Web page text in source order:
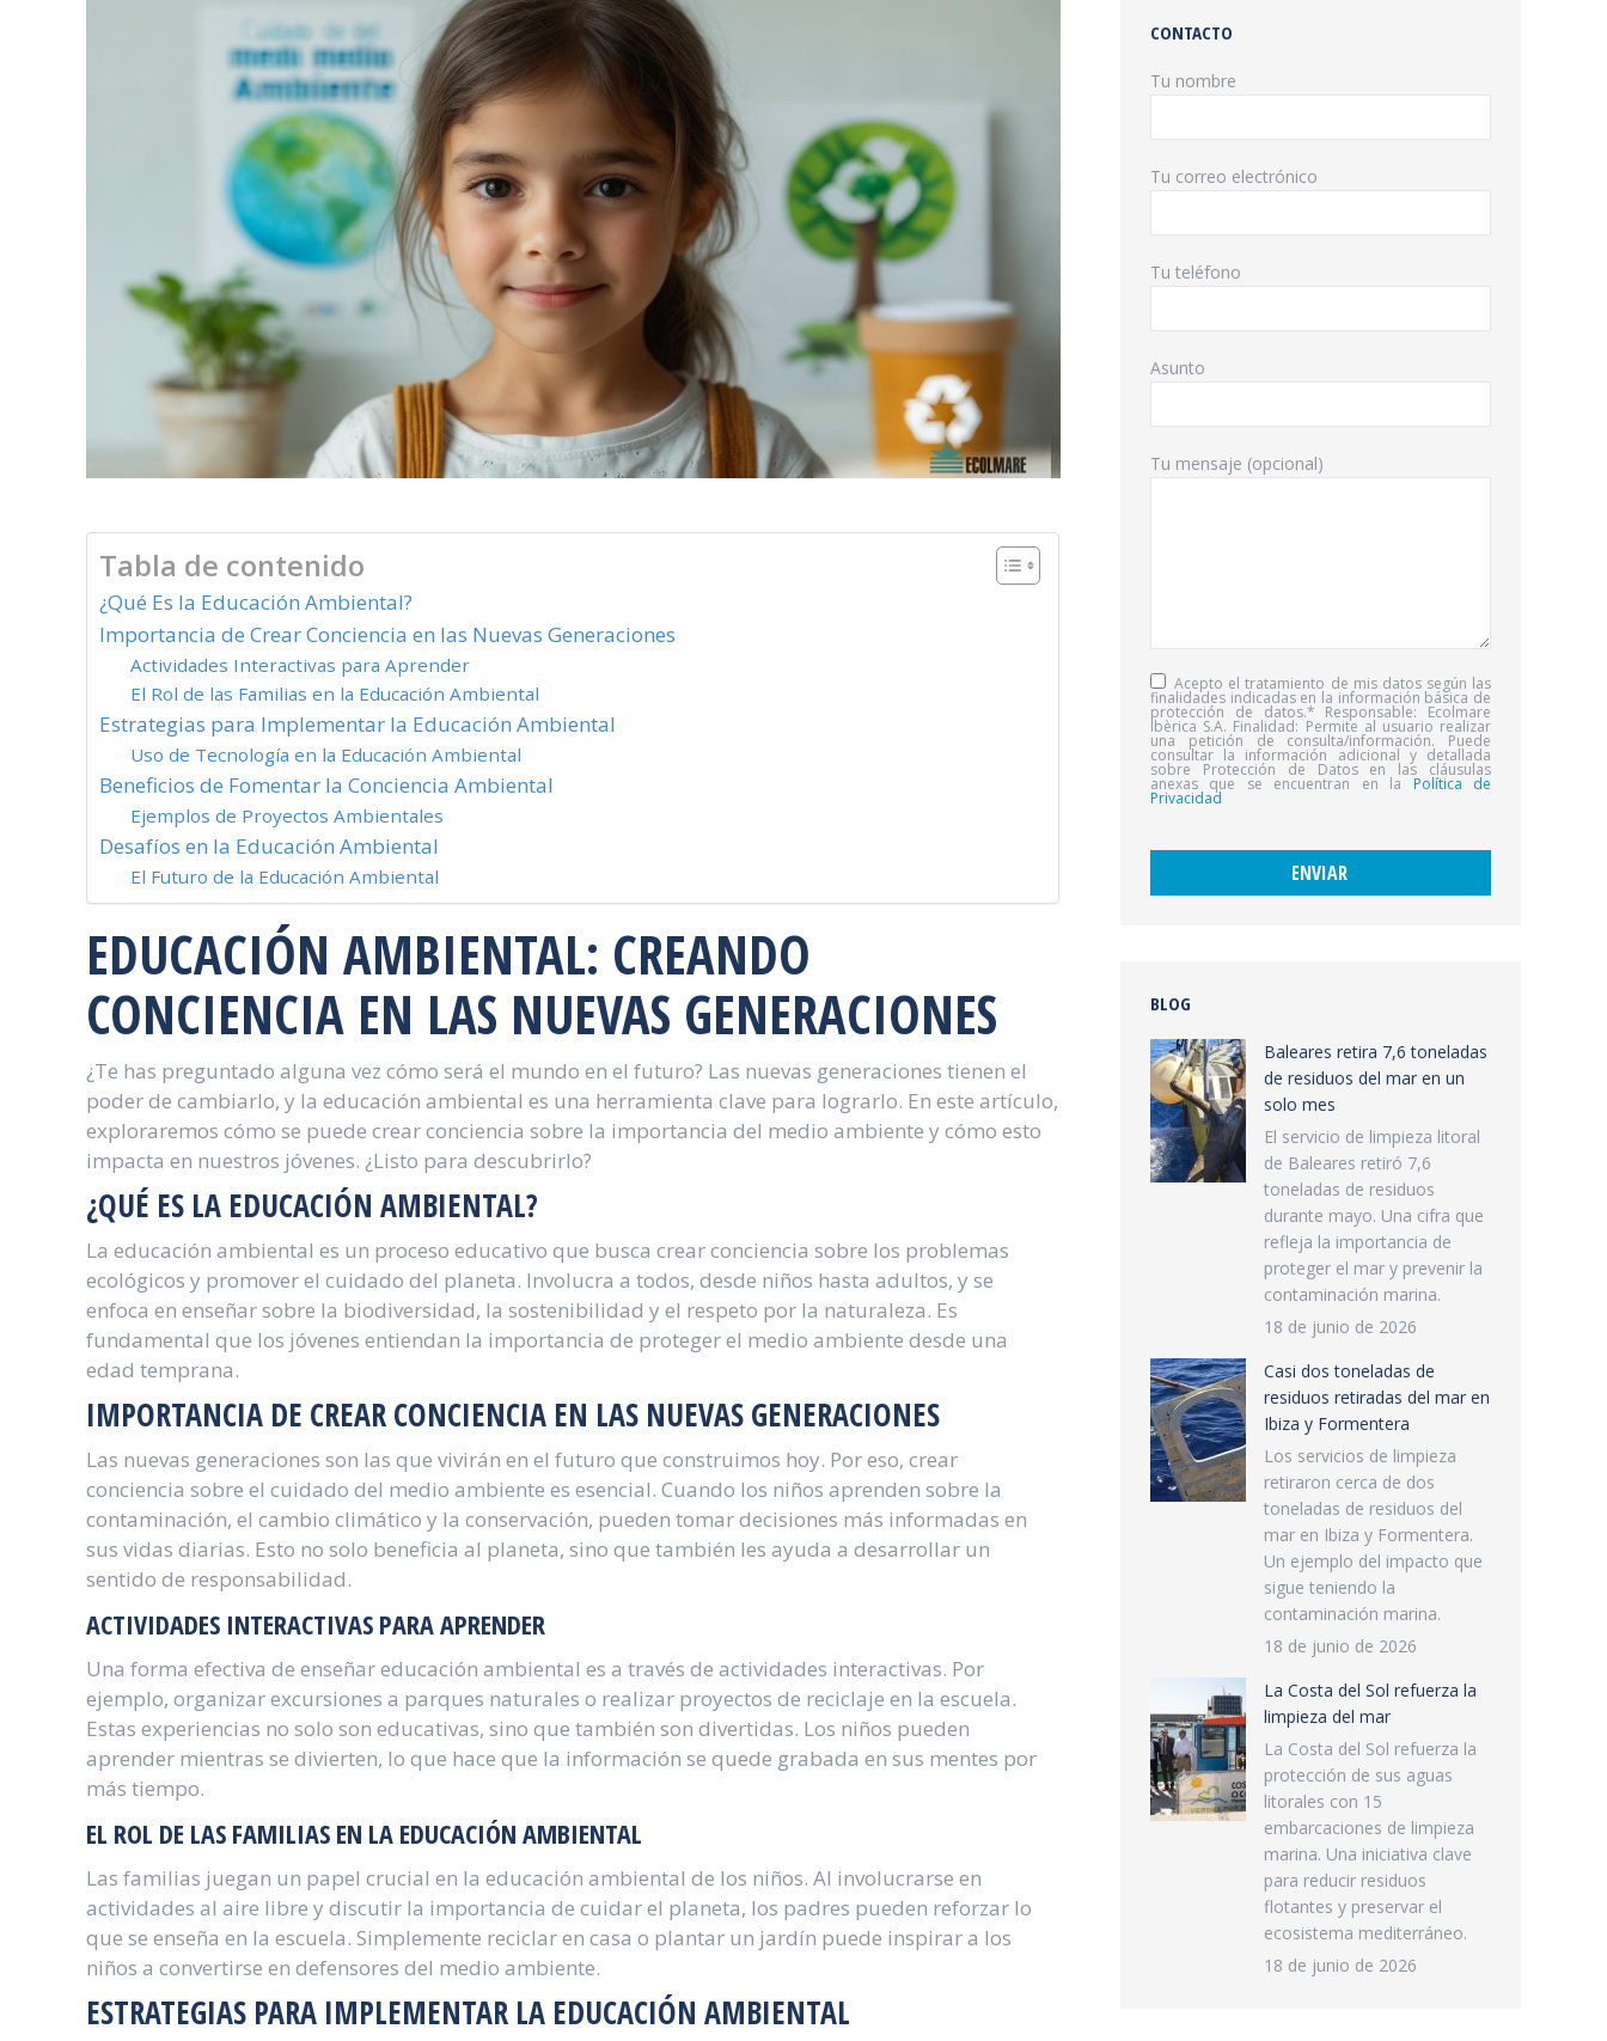
Tabla de contenido
¿Qué Es la Educación Ambiental?
Importancia de Crear Conciencia en las Nuevas Generaciones
Actividades Interactivas para Aprender
El Rol de las Familias en la Educación Ambiental
Estrategias para Implementar la Educación Ambiental
Uso de Tecnología en la Educación Ambiental
Beneficios de Fomentar la Conciencia Ambiental
Ejemplos de Proyectos Ambientales
Desafíos en la Educación Ambiental
El Futuro de la Educación Ambiental
EDUCACIÓN AMBIENTAL: CREANDO
CONCIENCIA EN LAS NUEVAS GENERACIONES
¿Te has preguntado alguna vez cómo será el mundo en el futuro? Las nuevas generaciones tienen el
poder de cambiarlo, y la educación ambiental es una herramienta clave para lograrlo. En este artículo,
exploraremos cómo se puede crear conciencia sobre la importancia del medio ambiente y cómo esto
impacta en nuestros jóvenes. ¿Listo para descubrirlo?
¿QUÉ ES LA EDUCACIÓN AMBIENTAL?
La educación ambiental es un proceso educativo que busca crear conciencia sobre los problemas
ecológicos y promover el cuidado del planeta. Involucra a todos, desde niños hasta adultos, y se
enfoca en enseñar sobre la biodiversidad, la sostenibilidad y el respeto por la naturaleza. Es
fundamental que los jóvenes entiendan la importancia de proteger el medio ambiente desde una
edad temprana.
IMPORTANCIA DE CREAR CONCIENCIA EN LAS NUEVAS GENERACIONES
Las nuevas generaciones son las que vivirán en el futuro que construimos hoy. Por eso, crear
conciencia sobre el cuidado del medio ambiente es esencial. Cuando los niños aprenden sobre la
contaminación, el cambio climático y la conservación, pueden tomar decisiones más informadas en
sus vidas diarias. Esto no solo beneficia al planeta, sino que también les ayuda a desarrollar un
sentido de responsabilidad.
ACTIVIDADES INTERACTIVAS PARA APRENDER
Una forma efectiva de enseñar educación ambiental es a través de actividades interactivas. Por
ejemplo, organizar excursiones a parques naturales o realizar proyectos de reciclaje en la escuela.
Estas experiencias no solo son educativas, sino que también son divertidas. Los niños pueden
aprender mientras se divierten, lo que hace que la información se quede grabada en sus mentes por
más tiempo.
EL ROL DE LAS FAMILIAS EN LA EDUCACIÓN AMBIENTAL
Las familias juegan un papel crucial en la educación ambiental de los niños. Al involucrarse en
actividades al aire libre y discutir la importancia de cuidar el planeta, los padres pueden reforzar lo
que se enseña en la escuela. Simplemente reciclar en casa o plantar un jardín puede inspirar a los
niños a convertirse en defensores del medio ambiente.
ESTRATEGIAS PARA IMPLEMENTAR LA EDUCACIÓN AMBIENTAL
CONTACTO
Tu nombre
Tu correo electrónico
Tu teléfono
Asunto
Tu mensaje (opcional)
Acepto el tratamiento de mis datos según las
finalidades indicadas en la información básica de
protección de datos.* Responsable: Ecolmare
Ibèrica S.A. Finalidad: Permite al usuario realizar
una petición de consulta/información. Puede
consultar la información adicional y detallada
sobre Protección de Datos en las cláusulas
anexas que se encuentran en la Política de
Privacidad
BLOG
Baleares retira 7,6 toneladas
de residuos del mar en un
solo mes
El servicio de limpieza litoral
de Baleares retiró 7,6
toneladas de residuos
durante mayo. Una cifra que
refleja la importancia de
proteger el mar y prevenir la
contaminación marina.
18 de junio de 2026
Casi dos toneladas de
residuos retiradas del mar en
Ibiza y Formentera
Los servicios de limpieza
retiraron cerca de dos
toneladas de residuos del
mar en Ibiza y Formentera.
Un ejemplo del impacto que
sigue teniendo la
contaminación marina.
18 de junio de 2026
La Costa del Sol refuerza la
limpieza del mar
La Costa del Sol refuerza la
protección de sus aguas
litorales con 15
embarcaciones de limpieza
marina. Una iniciativa clave
para reducir residuos
flotantes y preservar el
ecosistema mediterráneo.
18 de junio de 2026